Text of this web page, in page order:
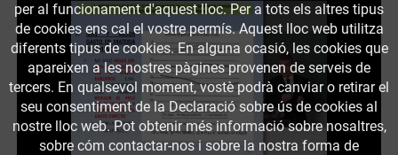
per al funcionament d'aquest lloc. Per a tots els altres tipus
de cookies ens cal el vostre permís. Aquest lloc web utilitza
diferents tipus de cookies. En alguna ocasió, les cookies que
apareixen a les nostres pàgines provenen de serveis de
tercers. En qualsevol moment, vostè podrà canviar o retirar el
seu consentiment de la Declaració sobre ús de cookies al
nostre lloc web. Pot obtenir més informació sobre nosaltres,
sobre cóm contactar-nos i sobre la nostra forma de